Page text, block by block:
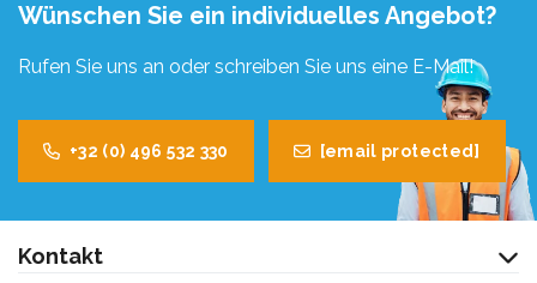
Wünschen Sie ein individuelles Angebot?
Rufen Sie uns an oder schreiben Sie uns eine E-Mail!
+32 (0) 496 532 330 [email protected]
Kontakt